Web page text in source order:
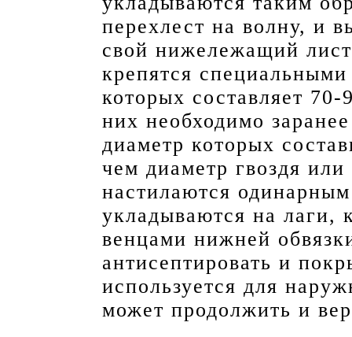
перехлест на волну, и
свой нижележащий
крепятся
которых составляет
них необходимо
диаметр которых
чем диаметр гвоздя
настилаются
укладываются на лаги,
венцами нижней
антисептировать и
используется для
может продолжить и